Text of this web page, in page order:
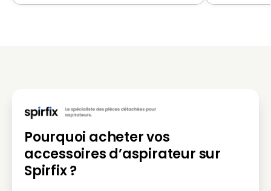
Pourquoi acheter vos
accessoires d’aspirateur sur
Spirfix ?